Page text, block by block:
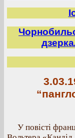
У повісті